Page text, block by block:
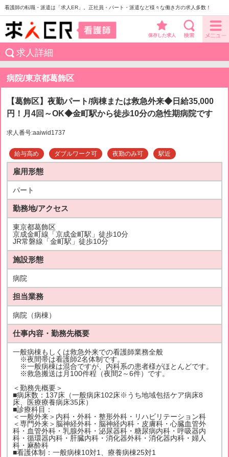
看護師の転職・派遣は「求人ER」。正社員・パート・派遣など様々な働き方の求人多数！
保存した求人
求人詳細
病院/東京都葛飾区
【葛飾区】夜勤パート/病棟または救急外来◆日給35,000
円！月4回～OK◆金町駅から徒歩10分の急性期病院です
求人番号:aaiwid1737
給与高め ダブルワーク可 夜勤のみ可 駅近
雇用形態
パート
勤務地/アクセス
東京都葛飾区
京成金町線「京成金町駅」徒歩10分
JR常磐線「金町駅」徒歩10分
施設形態
病院
担当業務
病院（病棟）
仕事内容・勤務先概要
一般病棟もしくは救急外来での看護師業務全般
※夜間帯は看護師2名体制です。
※一般病棟は混合ですが、内科系の患者様がほとんどです。
※救急搬送は月100件程（夜間2～6件）です。
＜勤務先概要＞
■病床数：137床（一般病床102床※うち地域包括ケア病床8
床、医療療養病床35床）
■診療科目：
＜一般外来＞内科・外科・整形外科・リハビリテーション科
＜専門外来＞脳神経外科・脳神経内科・皮膚科・心臓血管外
科・血管外科・乳腺外科・泌尿器科・糖尿病内科・呼吸器内
科・循環器内科・肝臓内科・消化器外科・消化器内科・婦人
科・麻酔科
■看護体制：一般病棟10対1、療養病棟25対1